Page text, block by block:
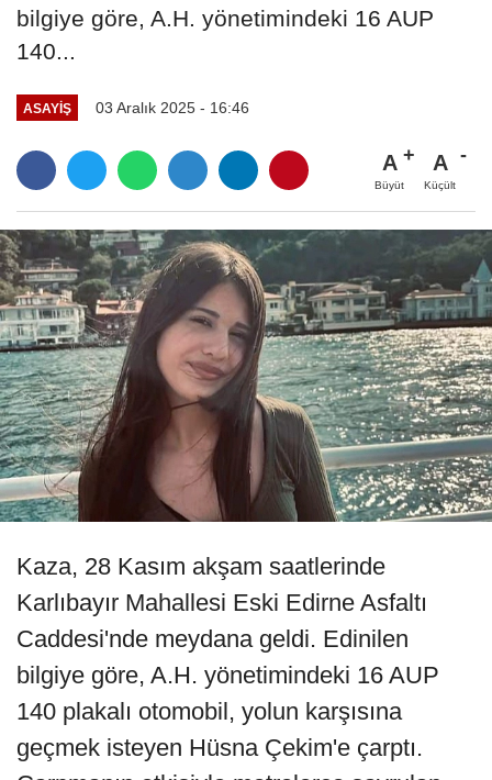
bilgiye göre, A.H. yönetimindeki 16 AUP
140...
ASAYIŞ 03 Aralık 2025 - 16:46
A
Büyüt
A
Küçült
Kaza, 28 Kasım akşam saatlerinde
Karlıbayır Mahallesi Eski Edirne Asfaltı
Caddesi'nde meydana geldi. Edinilen
bilgiye göre, A.H. yönetimindeki 16 AUP
140 plakalı otomobil, yolun karşısına
geçmek isteyen Hüsna Çekim'e çarptı.